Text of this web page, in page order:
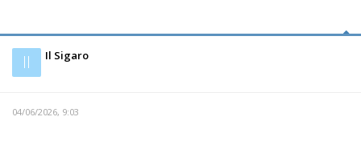
Il Il Sigaro
04/06/2026, 9:03